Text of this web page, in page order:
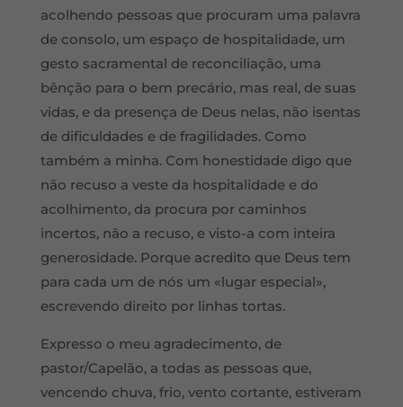
acolhendo pessoas que procuram uma palavra
de consolo, um espaço de hospitalidade, um
gesto sacramental de reconciliação, uma
bênção para o bem precário, mas real, de suas
vidas, e da presença de Deus nelas, não isentas
de dificuldades e de fragilidades. Como
também a minha. Com honestidade digo que
não recuso a veste da hospitalidade e do
acolhimento, da procura por caminhos
incertos, não a recuso, e visto-a com inteira
generosidade. Porque acredito que Deus tem
para cada um de nós um «lugar especial»,
escrevendo direito por linhas tortas.
Expresso o meu agradecimento, de
pastor/Capelão, a todas as pessoas que,
vencendo chuva, frio, vento cortante, estiveram